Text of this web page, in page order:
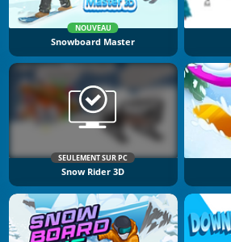
NOUVEAU
Snowboard Master
SEULEMENT SUR PC
Snow Rider 3D